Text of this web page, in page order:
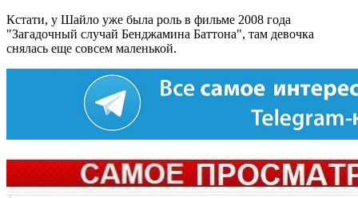
Кстати, у Шайло уже была роль в фильме 2008 года
"Загадочный случай Бенджамина Баттона", там девочка
снялась еще совсем маленькой.